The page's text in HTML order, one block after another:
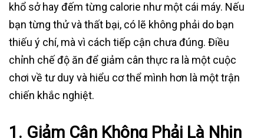
khổ sở hay đếm từng calorie như một cái máy. Nếu
bạn từng thử và thất bại, có lẽ không phải do bạn
thiếu ý chí, mà vì cách tiếp cận chưa đúng. Điều
chỉnh chế độ ăn để giảm cân thực ra là một cuộc
chơi về tư duy và hiểu cơ thể mình hơn là một trận
chiến khắc nghiệt.
1. Giảm Cân Không Phải Là Nhịn